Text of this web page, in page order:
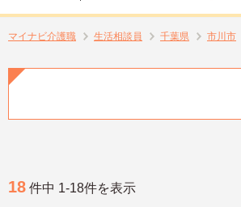
マイナビ介護職 生活相談員 千葉県 市川市
18 件中 1-18件を表示